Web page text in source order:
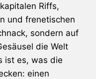
Riffs,
und frenetischen
sondern auf
die Welt
ist es, was die
einen